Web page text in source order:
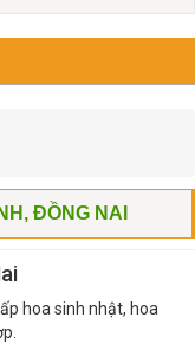
ĐỒNG NAI
hoa sinh nhật, hoa